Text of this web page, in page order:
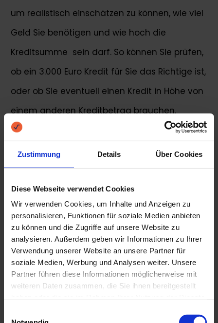
Zustimmung Details Über Cookies
Diese Webseite verwendet Cookies
Wir verwenden Cookies, um Inhalte und Anzeigen zu
personalisieren, Funktionen für soziale Medien anbieten
zu können und die Zugriffe auf unsere Website zu
analysieren. Außerdem geben wir Informationen zu Ihrer
Verwendung unserer Website an unsere Partner für
soziale Medien, Werbung und Analysen weiter. Unsere
Partner führen diese Informationen möglicherweise mit
weiteren Daten zusammen, die Sie ihnen bereitgestellt
um realistisch einschätzen zu können, wie viel
Geld Sie benötigen und wie hoch die
Kreditsumme sein darf. So können Sie prüfen,
ob ein 3.000 Euro Kredit für Sie das Richtige ist,
oder ob Sie eventuell einen Kredit in Höhe von
einem anderen Kreditbetrag brauchen.
Vorteile von einer kleinen
Kreditsumme:
Geld zurückzahlen können ist größer
geringere Kreditkosten
schnelle Kreditentscheidung: Kreditantrag
stellen und die Entscheidung wird innerhalb
kürzester Zeit gefällt; oft sogar in Echtzeit
schnelle Auszahlung, oftmals eine
Sofortauszahlung, 3.000 Euro sofort aufs
Konto